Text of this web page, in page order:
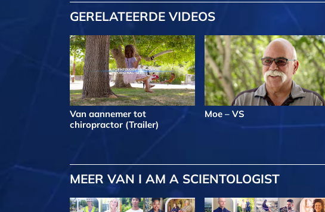
GERELATEERDE VIDEOS
Van aannemer tot
chiropractor (Trailer)
Moe – VS
MEER VAN I AM A SCIENTOLOGIST